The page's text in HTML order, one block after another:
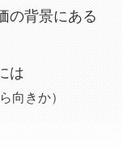
の背景にある
は
向きか）